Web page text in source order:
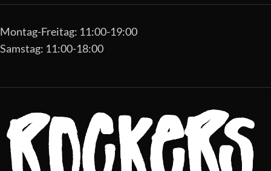
Montag-Freitag: 11:00-19:00
Samstag: 11:00-18:00